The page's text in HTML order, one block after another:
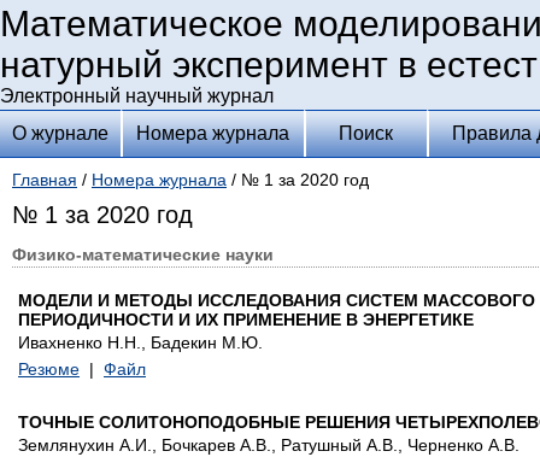
Математическое
натурный эксперимент в
Электронный научный журнал
О журнале
Номера журнала Поиск Правила
Главная / Номера журнала / № 1 за 2020 год
№ 1 за 2020 год
Физико-математические науки
МОДЕЛИ И МЕТОДЫ ИССЛЕДОВАНИЯ СИСТЕМ
ПЕРИОДИЧНОСТИ И ИХ ПРИМЕНЕНИЕ В ЭНЕРГЕТИКЕ
Ивахненко Н.Н., Бадекин М.Ю.
Резюме | Файл
ТОЧНЫЕ СОЛИТОНОПОДОБНЫЕ РЕШЕНИЯ
Землянухин А.И., Бочкарев А.В., Ратушный А.В., Черненко А.В.